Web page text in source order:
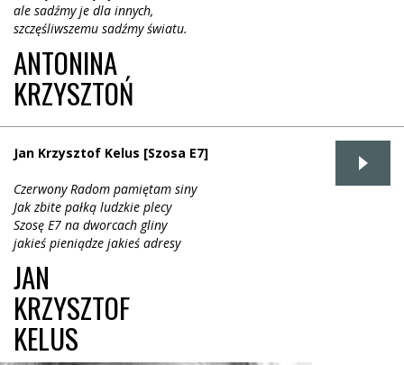
ale sadźmy je dla innych,
szczęśliwszemu sadźmy światu.
ANTONINA
KRZYSZTOŃ
Jan Krzysztof Kelus [Szosa E7]
Czerwony Radom pamiętam siny
Jak zbite pałką ludzkie plecy
Szosę E7 na dworcach gliny
jakieś pieniądze jakieś adresy
JAN
KRZYSZTOF
KELUS